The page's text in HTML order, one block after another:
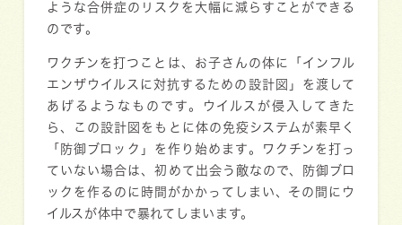
ような合併症のリスクを大幅に減らすことができる
のです。
ワクチンを打つことは、お子さんの体に「インフル
エンザウイルスに対抗するための設計図」を渡して
あげるようなものです。ウイルスが侵入してきた
ら、この設計図をもとに体の免疫システムが素早く
「防御ブロック」を作り始めます。ワクチンを打っ
ていない場合は、初めて出会う敵なので、防御ブロ
ックを作るのに時間がかかってしまい、その間にウ
イルスが体中で暴れてしまいます。